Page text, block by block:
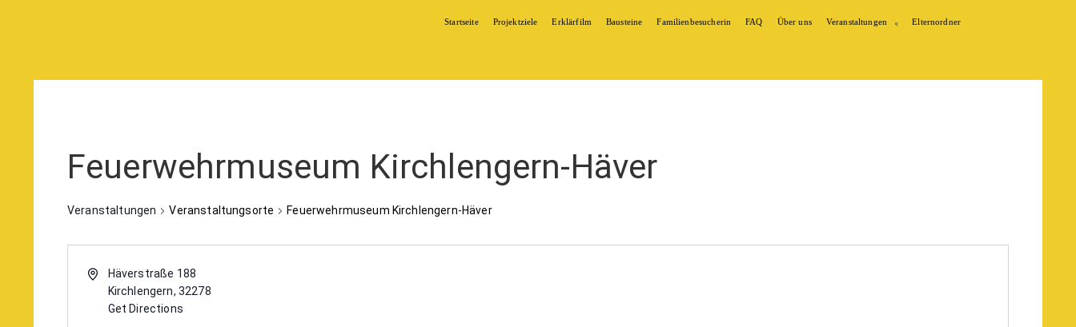
Startseite Projektziele Erklärfilm Bausteine Familienbesucherin FAQ Über uns Veranstaltungen Elternordner
Feuerwehrmuseum Kirchlengern-Häver
Veranstaltungen Veranstaltungsorte Feuerwehrmuseum Kirchlengern-Häver
Häverstraße 188
Kirchlengern, 32278
Get Directions